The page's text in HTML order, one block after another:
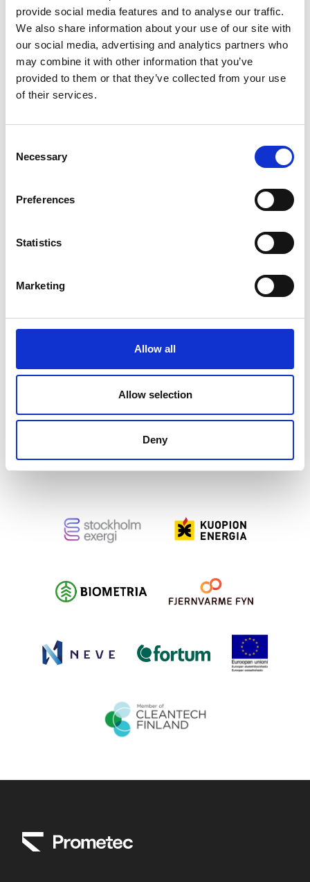
provide social media features and to analyse our traffic.
We also share information about your use of our site with
our social media, advertising and analytics partners who
may combine it with other information that you’ve
provided to them or that they’ve collected from your use
of their services.
Selection
Necessary
Preferences
Statistics
Marketing
Allow all
Allow selection
Deny
cele, inwestujemy w umiejętności oraz metody
naszych pracowników i partnerów.
Zastanów się, zanim zaczniesz działać, aby wszyscy
bezpiecznie wrócili z pracy do domu i nie było
wypadków ani sytuacji grożących wypadkiem.
budującym wzrost w oparciu o zrównoważony
do odpowiedzialności.